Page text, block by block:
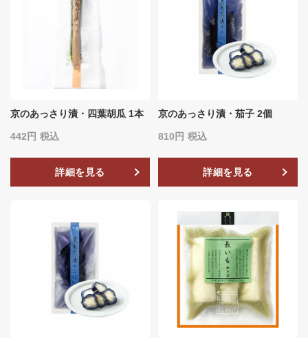
京のあっさり漬・四葉胡瓜 1本
442 税込
詳細を見る
京のあっさり漬・茄子 2個
810 税込
詳細を見る